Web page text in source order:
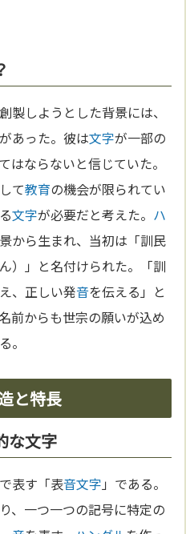
製しようとした背景には、
あった。彼は文字が一部の
はならないと信じていた。
て教育の機会が限られてい
文字が必要だと考えた。 ハ
から生まれ、当初は「訓民
）」と名付けられた。「訓
、正しい発音を伝える」と
前からも世宗の願いが込め
。
と特長
な文字
で表す「表音文字 」である。
、一つ一つの記号に特定の